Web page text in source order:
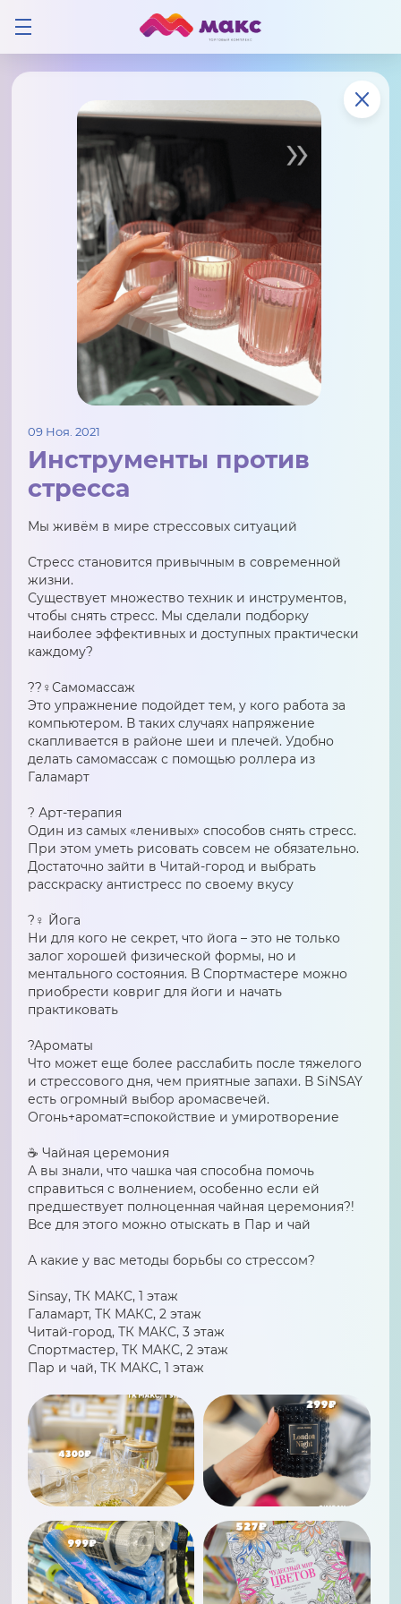
09 Ноя. 2021
Инструменты против
стресса
Мы живём в мире стрессовых ситуаций
Стресс становится привычным в современной
жизни.
Существует множество техник и инструментов,
чтобы снять стресс. Мы сделали подборку
наиболее эффективных и доступных практически
каждому?
??‍♀️Самомассаж
Это упражнение подойдет тем, у кого работа за
компьютером. В таких случаях напряжение
скапливается в районе шеи и плечей. Удобно
делать самомассаж с помощью роллера из
Галамарт
? Арт-терапия
Один из самых «ленивых» способов снять стресс.
При этом уметь рисовать совсем не обязательно.
Достаточно зайти в Читай-город и выбрать
расскраску антистресс по своему вкусу
?‍♀️ Йога
Ни для кого не секрет, что йога – это не только
залог хорошей физической формы, но и
ментального состояния. В Спортмастере можно
приобрести ковриг для йоги и начать
практиковать
?Ароматы
Что может еще более расслабить после тяжелого
и стрессового дня, чем приятные запахи. В SiNSAY
есть огромный выбор аромасвечей.
Огонь+аромат=спокойствие и умиротворение
☕️ Чайная церемония
А вы знали, что чашка чая способна помочь
справиться с волнением, особенно если ей
предшествует полноценная чайная церемония?!
Все для этого можно отыскать в Пар и чай
А какие у вас методы борьбы со стрессом?
Sinsay, ТК МАКС, 1 этаж
Галамарт, ТК МАКС, 2 этаж
Читай-город, ТК МАКС, 3 этаж
Спортмастер, ТК МАКС, 2 этаж
Пар и чай, ТК МАКС, 1 этаж